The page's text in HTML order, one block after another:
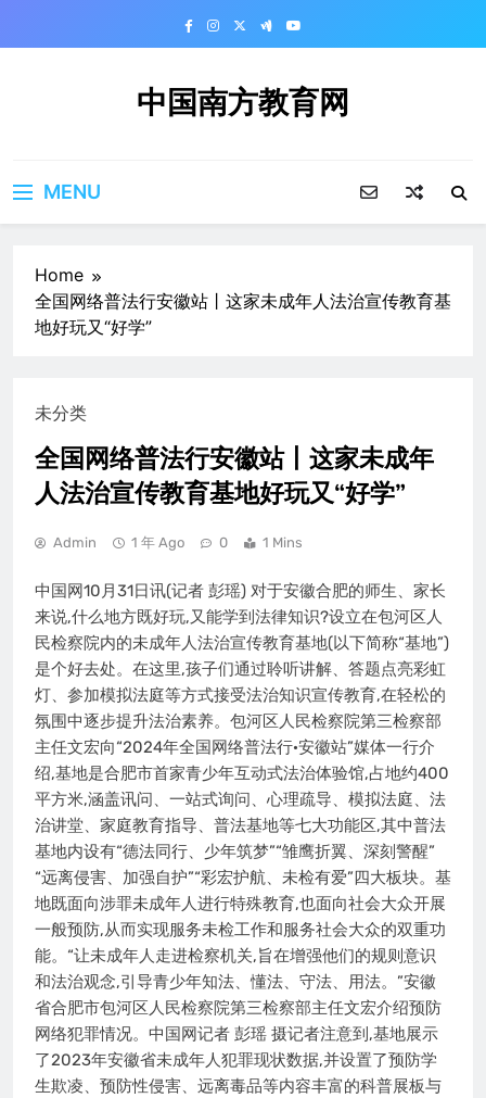
中国南方教育网
MENU
Home
全国网络普法行安徽站丨这家未成年人法治宣传教育基
地好玩又“好学”
未分类
全国网络普法行安徽站丨这家未成年
人法治宣传教育基地好玩又“好学”
Admin 1 年 Ago 0 1 Mins
中国网10月31日讯(记者 彭瑶) 对于安徽合肥的师生、家长
来说,什么地方既好玩,又能学到法律知识?设立在包河区人
民检察院内的未成年人法治宣传教育基地(以下简称“基地”)
是个好去处。在这里,孩子们通过聆听讲解、答题点亮彩虹
灯、参加模拟法庭等方式接受法治知识宣传教育,在轻松的
氛围中逐步提升法治素养。包河区人民检察院第三检察部
主任文宏向“2024年全国网络普法行·安徽站”媒体一行介
绍,基地是合肥市首家青少年互动式法治体验馆,占地约400
平方米,涵盖讯问、一站式询问、心理疏导、模拟法庭、法
治讲堂、家庭教育指导、普法基地等七大功能区,其中普法
基地内设有“德法同行、少年筑梦”“雏鹰折翼、深刻警醒”
“远离侵害、加强自护”“彩宏护航、未检有爱”四大板块。基
地既面向涉罪未成年人进行特殊教育,也面向社会大众开展
一般预防,从而实现服务未检工作和服务社会大众的双重功
能。“让未成年人走进检察机关,旨在增强他们的规则意识
和法治观念,引导青少年知法、懂法、守法、用法。”安徽
省合肥市包河区人民检察院第三检察部主任文宏介绍预防
网络犯罪情况。中国网记者 彭瑶 摄记者注意到,基地展示
了2023年安徽省未成年人犯罪现状数据,并设置了预防学
生欺凌、预防性侵害、远离毒品等内容丰富的科普展板与